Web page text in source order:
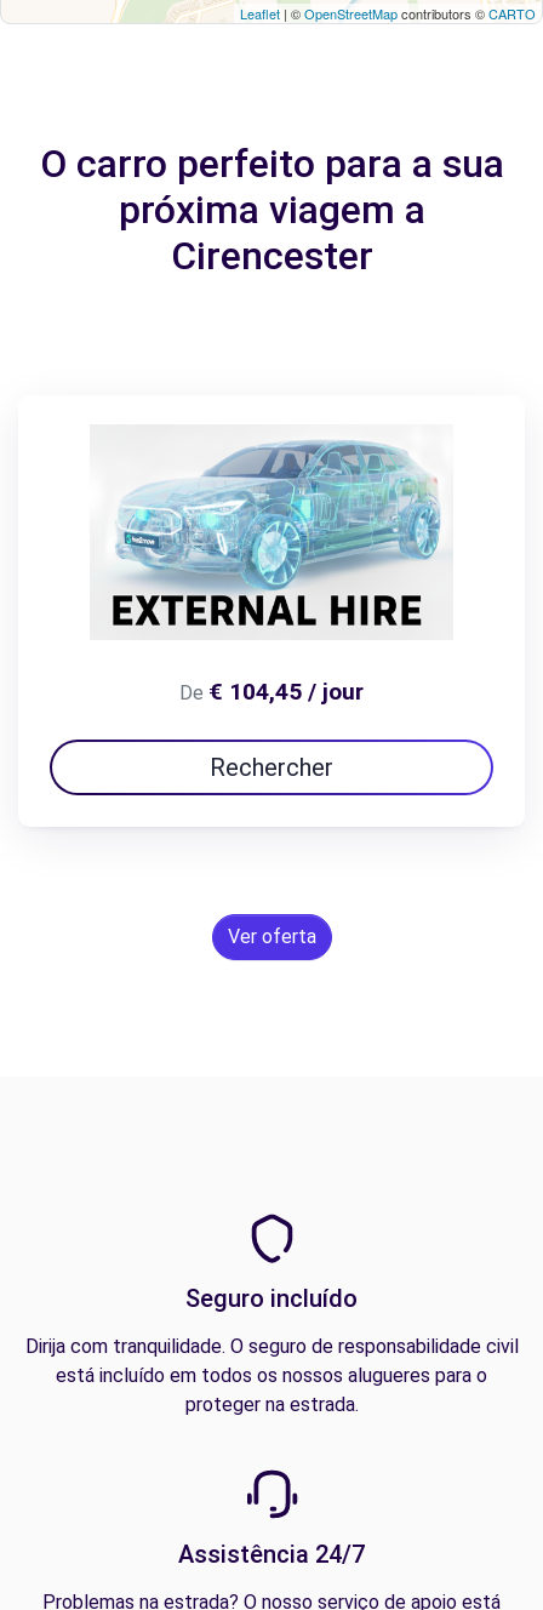
Leaflet | ©OpenStreetMapcontributors ©CARTO
O carro perfeito para a sua
próxima viagem a
Cirencester
De € 104,45 / jour
Rechercher
Ver oferta
Seguro incluído
Dirija com tranquilidade. O seguro de responsabilidade civil
está incluído em todos os nossos alugueres para o
proteger na estrada.
Assistência 24/7
Problemas na estrada? O nosso serviço de apoio está